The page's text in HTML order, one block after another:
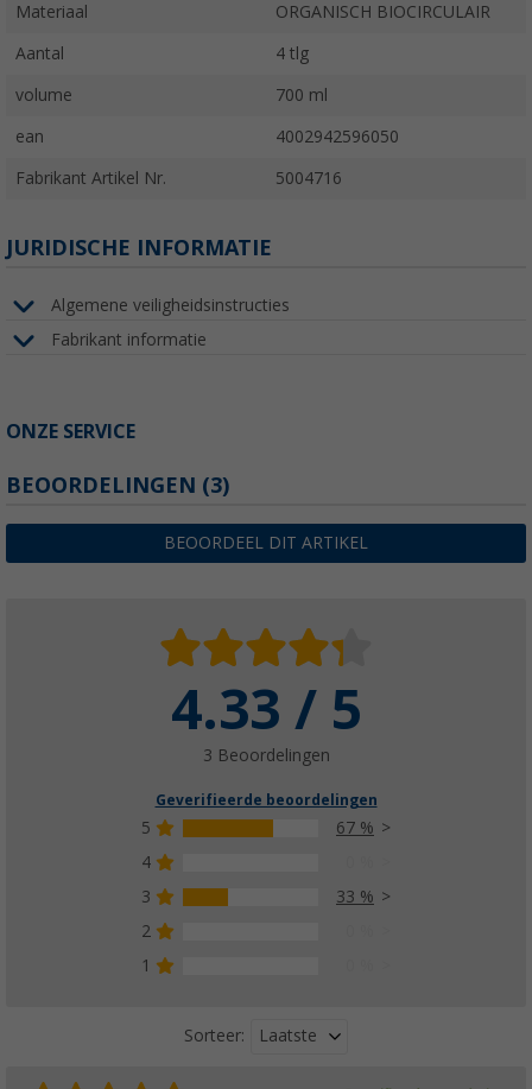
Materiaal ORGANISCH BIOCIRCULAIR
Aantal 4 tlg
volume 700 ml
ean 4002942596050
Fabrikant Artikel Nr. 5004716
JURIDISCHE INFORMATIE
Algemene veiligheidsinstructies
Fabrikant informatie
ONZE SERVICE
BEOORDELINGEN (3)
BEOORDEEL DIT ARTIKEL
4.33 / 5
3 Beoordelingen
Geverifieerde beoordelingen
5
67 %
4
3
33 %
2
1
Sorteer: Laatste